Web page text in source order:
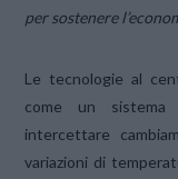
per sostenere
Le tecnologie al
come un sistema
intercettare
variazioni di